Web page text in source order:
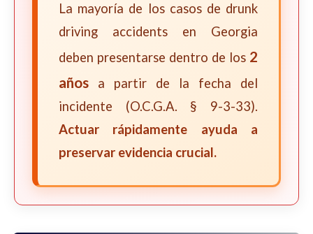
La mayoría de los casos de drunk
driving accidents en Georgia
deben presentarse dentro de los 2
años a partir de la fecha del
incidente (O.C.G.A. § 9-3-33).
Actuar rápidamente ayuda a
preservar evidencia crucial.